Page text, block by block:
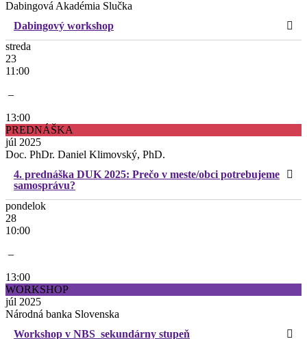
Dabingová Akadémia Slučka
Dabingový workshop
streda
23
11:00
–
13:00
PREDNÁŠKA
júl 2025
Doc. PhDr. Daniel Klimovský, PhD.
4. prednáška DUK 2025: Prečo v meste/obci potrebujeme
samosprávu?
pondelok
28
10:00
–
13:00
WORKSHOP
júl 2025
Národná banka Slovenska
Workshop v NBS_sekundárny stupeň